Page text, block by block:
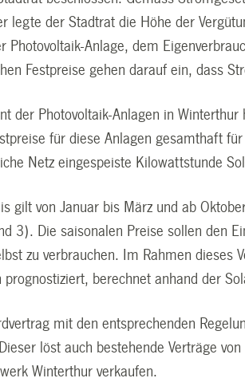
legte der Stadtrat die Höhe der
Photovoltaik-Anlage, dem
Festpreise gehen darauf ein, dass
der Photovoltaik-Anlagen in
für diese Anlagen gesamthaft
Netz eingespeiste Kilowattstunde
gilt von Januar bis März und ab
3). Die saisonalen Preise sollen den
zu verbrauchen. Im Rahmen dieses
prognostiziert, berechnet anhand der
mit den entsprechenden
löst auch bestehende Verträge
Winterthur verkaufen.